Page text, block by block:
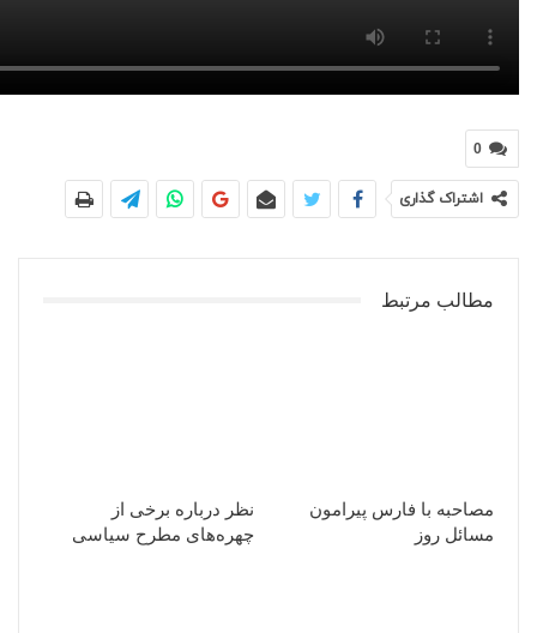
0
اشتراک گذاری
مطالب مرتبط
مصاحبه با فارس پیرامون
مسائل روز
نظر درباره برخی از
چهره‌های مطرح سیاسی